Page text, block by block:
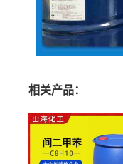
相关产品：